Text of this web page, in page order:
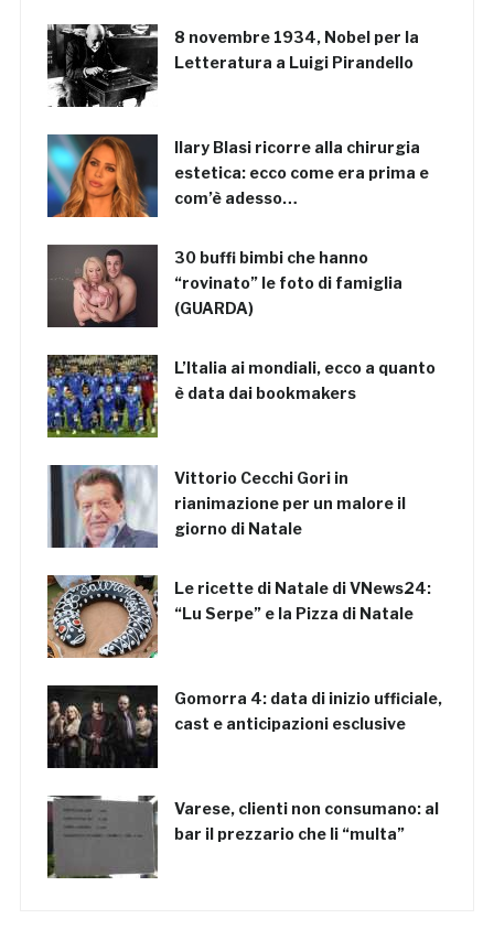
8 novembre 1934, Nobel per la
Letteratura a Luigi Pirandello
Ilary Blasi ricorre alla chirurgia
estetica: ecco come era prima e
com’è adesso…
30 buffi bimbi che hanno
“rovinato” le foto di famiglia
(GUARDA)
L’Italia ai mondiali, ecco a quanto
è data dai bookmakers
Vittorio Cecchi Gori in
rianimazione per un malore il
giorno di Natale
Le ricette di Natale di VNews24:
“Lu Serpe” e la Pizza di Natale
Gomorra 4: data di inizio ufficiale,
cast e anticipazioni esclusive
Varese, clienti non consumano: al
bar il prezzario che li “multa”